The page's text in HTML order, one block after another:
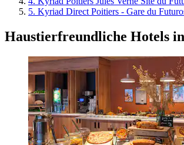
5. Kyriad Direct Poitiers - Gare du
Haustierfreundliche Hotels